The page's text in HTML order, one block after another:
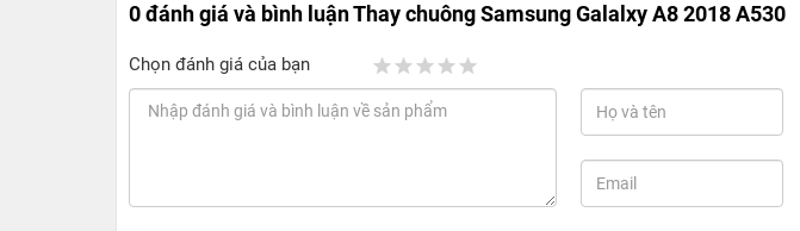
0 đánh giá và bình luậnThay chuông Samsung Galalxy A8 2018 A530
Chọn đánh giá của bạn